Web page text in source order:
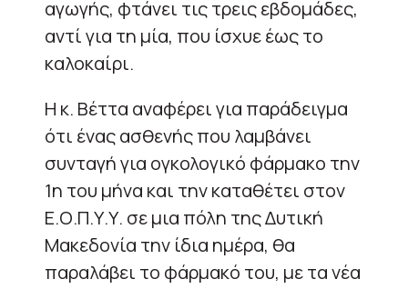
αγωγής, φτάνει τις τρεις εβδομάδες,
αντί για τη μία, που ίσχυε έως το
καλοκαίρι.
Η κ. Βέττα αναφέρει για παράδειγμα
ότι ένας ασθενής που λαμβάνει
συνταγή για ογκολογικό φάρμακο την
1η του μήνα και την καταθέτει στον
Ε.Ο.Π.Υ.Υ. σε μια πόλη της Δυτική
Μακεδονία την ίδια ημέρα, θα
παραλάβει το φάρμακό του, με τα νέα